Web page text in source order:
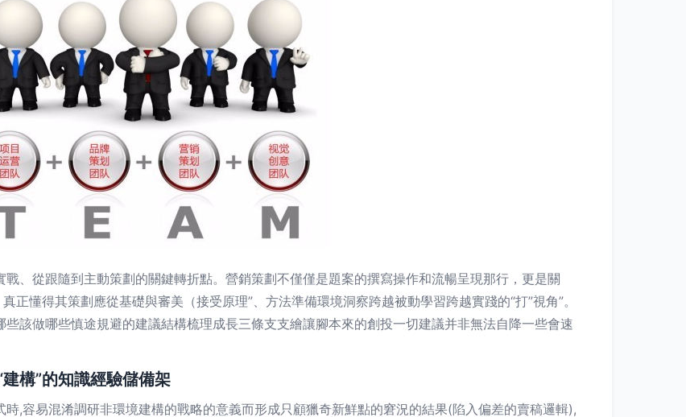
、從跟隨到主動策劃的關鍵轉折點。營銷策劃不僅僅是題案的撰寫操作和流暢呈現那行，更是關
正懂得其策劃應從基礎與審美（接受原理”、方法準備環境洞察跨越被動學習跨越實踐的“打”視角”。
該做哪些慎途規避的建議結構梳理成長三條支支繪讓腳本來的創投一切建議并非無法自降一些會速
構”的知識經驗儲備架
,容易混淆調研非環境建構的戰略的意義而形成只顧獵奇新鮮點的窘況的結果(陷入偏差的賣稿邏輯),